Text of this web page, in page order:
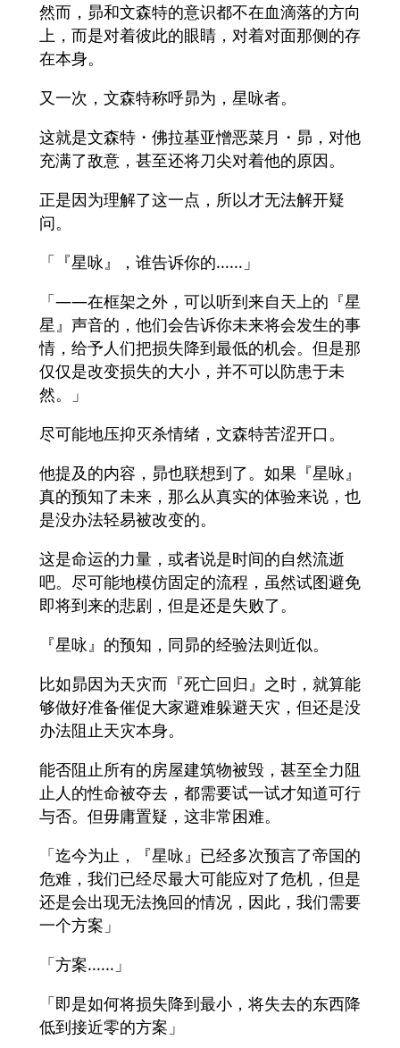
然而，昴和文森特的意识都不在血滴落的方向
上，而是对着彼此的眼睛，对着对面那侧的存
在本身。
又一次，文森特称呼昴为，星咏者。
这就是文森特・佛拉基亚憎恶菜月・昴，对他
充满了敌意，甚至还将刀尖对着他的原因。
正是因为理解了这一点，所以才无法解开疑
问。
「『星咏』，谁告诉你的......」
「——在框架之外，可以听到来自天上的『星
星』声音的，他们会告诉你未来将会发生的事
情，给予人们把损失降到最低的机会。但是那
仅仅是改变损失的大小，并不可以防患于未
然。」
尽可能地压抑灭杀情绪，文森特苦涩开口。
他提及的内容，昴也联想到了。如果『星咏』
真的预知了未来，那么从真实的体验来说，也
是没办法轻易被改变的。
这是命运的力量，或者说是时间的自然流逝
吧。尽可能地模仿固定的流程，虽然试图避免
即将到来的悲剧，但是还是失败了。
『星咏』的预知，同昴的经验法则近似。
比如昴因为天灾而『死亡回归』之时，就算能
够做好准备催促大家避难躲避天灾，但还是没
办法阻止天灾本身。
能否阻止所有的房屋建筑物被毁，甚至全力阻
止人的性命被夺去，都需要试一试才知道可行
与否。但毋庸置疑，这非常困难。
「迄今为止，『星咏』已经多次预言了帝国的
危难，我们已经尽最大可能应对了危机，但是
还是会出现无法挽回的情况，因此，我们需要
一个方案」
「方案......」
「即是如何将损失降到最小，将失去的东西降
低到接近零的方案」